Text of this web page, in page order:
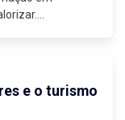
e o turismo